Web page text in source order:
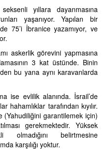
yıllara dayanmasına
yaşanıyor. Yapılan bir
75’i İbranice yazamıyor, ve
askerlik görevini yapmasına
3 kat üstünde. Binin
bu yana aynı karavanlarda
ise evlilik alanında. İsrail’de
hahamlıklar tarafından kıyılır.
(Yahudiliğini garantilemek için)
gerekmektedir. Yüksek
olmadığını belirtmesine
karşılığı yoktur.